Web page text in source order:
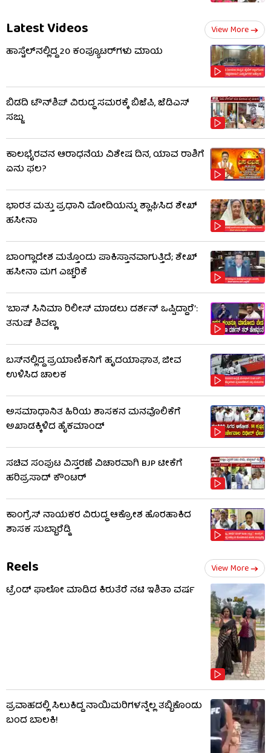
Latest Videos View More
ಹಾಸ್ಟೆಲ್‌ನಲ್ಲಿದ್ದ 20 ಕಂಪ್ಯೂಟರ್‌ಗಳು ಮಾಯ
ಬಿಡದಿ ಟೌನ್‌ಶಿಪ್ ವಿರುದ್ಧ ಸಮರಕ್ಕೆ ಬಿಜೆಪಿ, ಜೆಡಿಎಸ್
ಸಜ್ಜು
ಕಾಲಭೈರವನ ಆರಾಧನೆಯ ವಿಶೇಷ ದಿನ, ಯಾವ ರಾಶಿಗೆ
ಏನು ಫಲ?
ಭಾರತ ಮತ್ತು ಪ್ರಧಾನಿ ಮೋದಿಯನ್ನು ಶ್ಲಾಘಿಸಿದ ಶೇಖ್
ಹಸೀನಾ
ಬಾಂಗ್ಲಾದೇಶ ಮತ್ತೊಂದು ಪಾಕಿಸ್ತಾನವಾಗುತ್ತಿದೆ; ಶೇಖ್
ಹಸೀನಾ ಮಗ ಎಚ್ಚರಿಕೆ
‘ಬಾಸ್ ಸಿನಿಮಾ ರಿಲೀಸ್ ಮಾಡಲು ದರ್ಶನ್ ಒಪ್ಪಿದ್ದಾರೆ’:
ತನುಷ್ ಶಿವಣ್ಣ
ಬಸ್‌ನಲ್ಲಿದ್ದ ಪ್ರಯಾಣಿಕನಿಗೆ ಹೃದಯಾಘಾತ, ಜೀವ
ಉಳಿಸಿದ ಚಾಲಕ
ಅಸಮಾಧಾನಿತ ಹಿರಿಯ ಶಾಸಕನ ಮನವೊಲಿಕೆಗೆ
ಅಖಾಡಕ್ಕಿಳಿದ ಹೈಕಮಾಂಡ್
ಸಚಿವ ಸಂಪುಟ ವಿಸ್ತರಣೆ ವಿಚಾರವಾಗಿ BJP ಟೀಕೆಗೆ
ಹರಿಪ್ರಸಾದ್ ಕೌಂಟರ್​​
ಕಾಂಗ್ರೆಸ್ ನಾಯಕರ ವಿರುದ್ಧ ಆಕ್ರೋಶ ಹೊರಹಾಕಿದ
ಶಾಸಕ ಸುಬ್ಬಾರೆಡ್ಡಿ
Reels View More
ಟ್ರೆಂಡ್​​ ಫಾಲೋ ಮಾಡಿದ ಕಿರುತೆರೆ ನಟಿ ಇಶಿತಾ ವರ್ಷ
ಪ್ರವಾಹದಲ್ಲಿ ಸಿಲುಕಿದ್ದ ನಾಯಿಮರಿಗಳನ್ನೆಲ್ಲ ತಬ್ಬಿಕೊಂಡು
ಬಂದ ಬಾಲಕಿ!